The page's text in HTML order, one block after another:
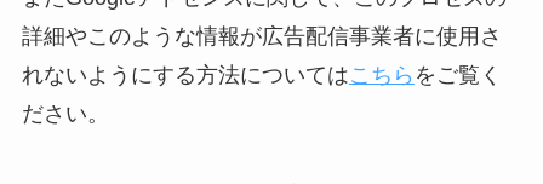
詳細やこのような情報が広告配信事業者に使用さ
れないようにする方法についてはこちら をご覧く
ださい。